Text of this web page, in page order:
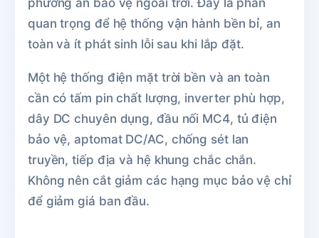
phương án bảo vệ ngoài trời. Đây là phần
quan trọng để hệ thống vận hành bền bỉ, an
toàn và ít phát sinh lỗi sau khi lắp đặt.
Một hệ thống điện mặt trời bền và an toàn
cần có tấm pin chất lượng, inverter phù hợp,
dây DC chuyên dụng, đầu nối MC4, tủ điện
bảo vệ, aptomat DC/AC, chống sét lan
truyền, tiếp địa và hệ khung chắc chắn.
Không nên cắt giảm các hạng mục bảo vệ chỉ
để giảm giá ban đầu.